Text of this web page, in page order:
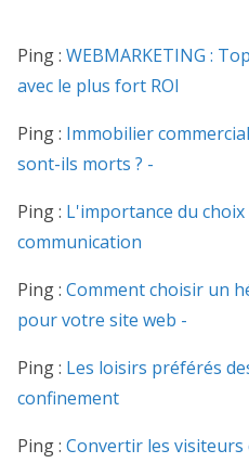
Ping : WEBMARKETING :
avec le plus fort ROI
Ping : Immobilier
sont-ils morts ? -
Ping : L'importance du
communication
Ping : Comment choisir un
pour votre site web -
Ping : Les loisirs préférés
confinement
Ping : Convertir les visiteurs